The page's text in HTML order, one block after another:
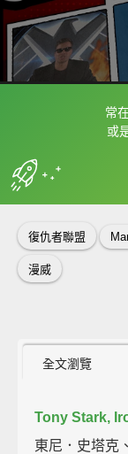
常
或
框選
收
復仇者聯盟
漫威
全文瀏覽
Tony Stark,
東尼．史塔克